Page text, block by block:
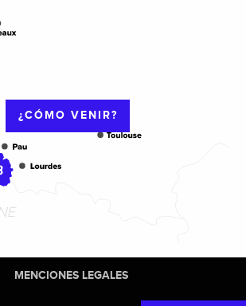
¿CÓMO VENIR?
MENCIONES LEGALES